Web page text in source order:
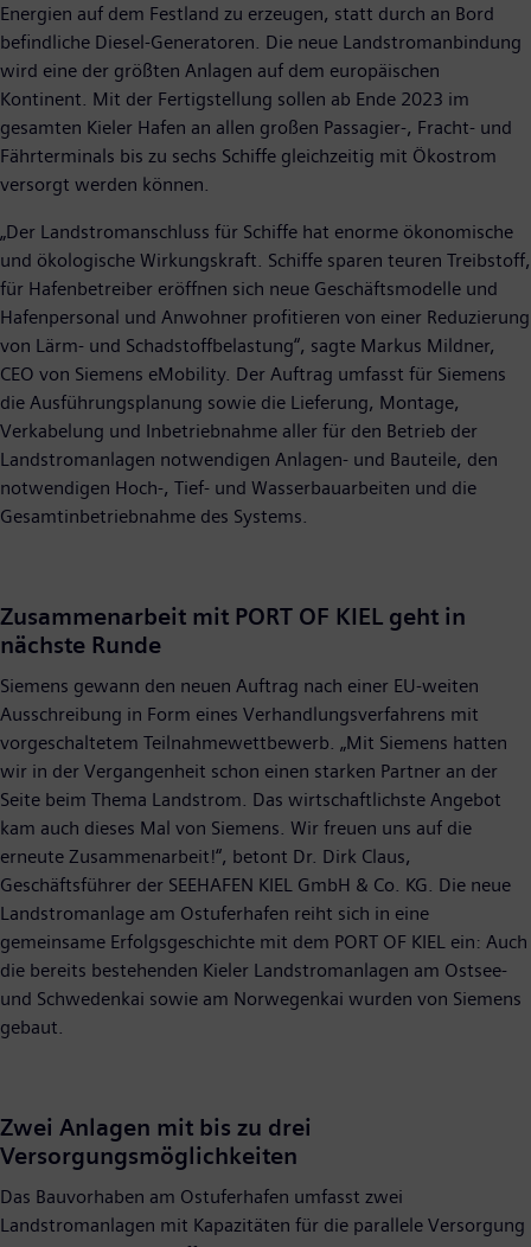
Energien auf dem Festland zu erzeugen, statt durch an Bord
befindliche Diesel-Generatoren. Die neue Landstromanbindung
wird eine der größten Anlagen auf dem europäischen
Kontinent. Mit der Fertigstellung sollen ab Ende 2023 im
gesamten Kieler Hafen an allen großen Passagier-, Fracht- und
Fährterminals bis zu sechs Schiffe gleichzeitig mit Ökostrom
versorgt werden können.
„Der Landstromanschluss für Schiffe hat enorme ökonomische
und ökologische Wirkungskraft. Schiffe sparen teuren Treibstoff,
für Hafenbetreiber eröffnen sich neue Geschäftsmodelle und
Hafenpersonal und Anwohner profitieren von einer Reduzierung
von Lärm- und Schadstoffbelastung“, sagte Markus Mildner,
CEO von Siemens eMobility. Der Auftrag umfasst für Siemens
die Ausführungsplanung sowie die Lieferung, Montage,
Verkabelung und Inbetriebnahme aller für den Betrieb der
Landstromanlagen notwendigen Anlagen- und Bauteile, den
notwendigen Hoch-, Tief- und Wasserbauarbeiten und die
Gesamtinbetriebnahme des Systems.
Zusammenarbeit mit PORT OF KIEL geht in
nächste Runde
Siemens gewann den neuen Auftrag nach einer EU-weiten
Ausschreibung in Form eines Verhandlungsverfahrens mit
vorgeschaltetem Teilnahmewettbewerb. „Mit Siemens hatten
wir in der Vergangenheit schon einen starken Partner an der
Seite beim Thema Landstrom. Das wirtschaftlichste Angebot
kam auch dieses Mal von Siemens. Wir freuen uns auf die
erneute Zusammenarbeit!“, betont Dr. Dirk Claus,
Geschäftsführer der SEEHAFEN KIEL GmbH & Co. KG. Die neue
Landstromanlage am Ostuferhafen reiht sich in eine
gemeinsame Erfolgsgeschichte mit dem PORT OF KIEL ein: Auch
die bereits bestehenden Kieler Landstromanlagen am Ostsee-
und Schwedenkai sowie am Norwegenkai wurden von Siemens
gebaut.
Zwei Anlagen mit bis zu drei
Versorgungsmöglichkeiten
Das Bauvorhaben am Ostuferhafen umfasst zwei
Landstromanlagen mit Kapazitäten für die parallele Versorgung